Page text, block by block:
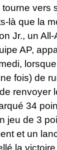
tourne vers
là que la
Jr., un
AP,
fois) de
renvoyer
34
jeu de 3
et un